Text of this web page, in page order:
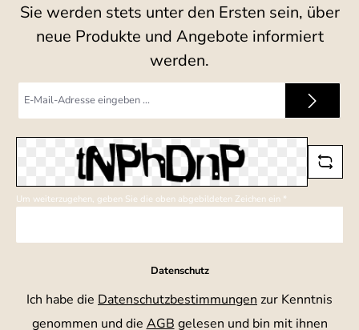
Sie werden stets unter den Ersten sein, über
neue Produkte und Angebote informiert
werden.
Mail-
Um weiterzugehen, geben Sie die oben abgebildeten Zeichen ein *
Datenschutz
Ich habe die Datenschutzbestimmungen zur Kenntnis
genommen und die AGB gelesen und bin mit ihnen